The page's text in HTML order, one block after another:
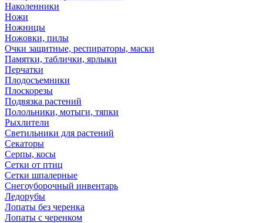
Наколенники
Ножи
Ножницы
Ножовки, пилы
Очки защитные, респираторы, маски
Памятки, таблички, ярлыки
Перчатки
Плодосъемники
Плоскорезы
Подвязка растений
Полольники, мотыги, тяпки
Рыхлители
Светильники для растений
Секаторы
Серпы, косы
Сетки от птиц
Сетки шпалерные
Снегоуборочный инвентарь
Ледорубы
Лопаты без черенка
Лопаты с черенком